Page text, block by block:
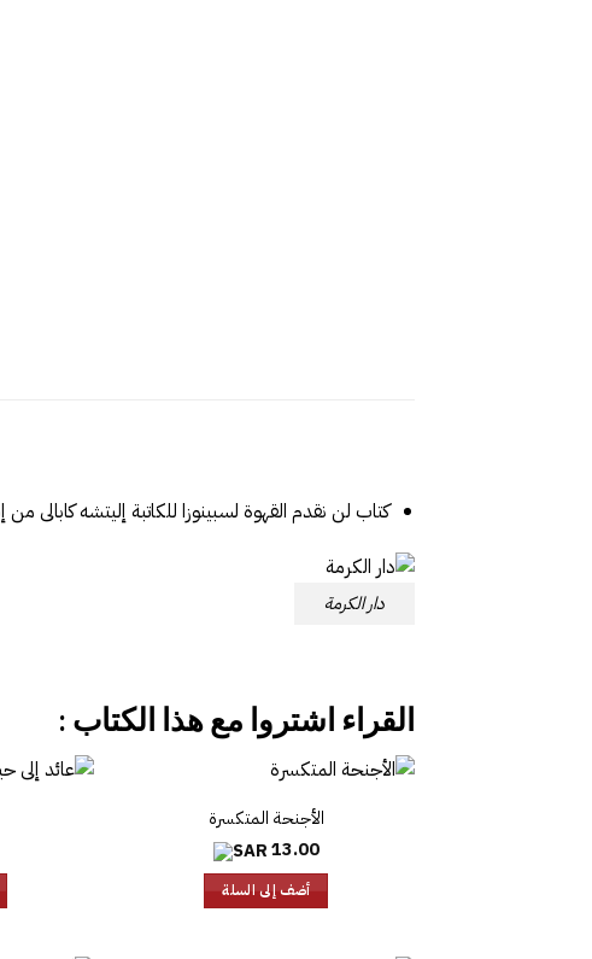
كتاب لن نقدم القهوة لسبينوزا للكاتبة إليتشه كابالى ‎من إصدارات دار الكرمة
دار الكرمة
القراء اشتروا مع هذا الكتاب :
الأجنحة المتكسرة
13.00
أضف إلى السلة